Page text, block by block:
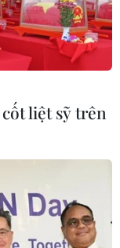
liệt sỹ trên